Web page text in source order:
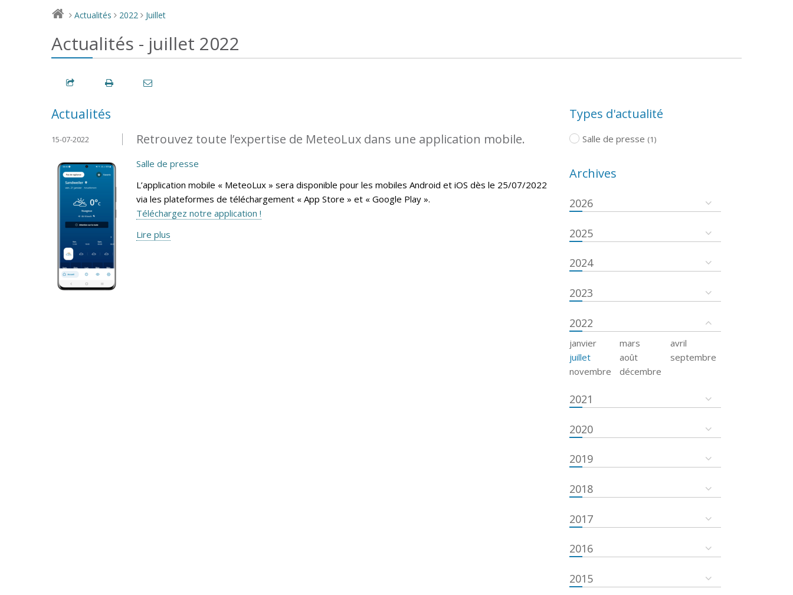
> Actualités > 2022 > Juillet
Actualités - juillet 2022
Actualités
Retrouvez toute l’expertise de MeteoLux dans une application mobile.
15-07-2022
Salle de presse
L’application mobile « MeteoLux » sera disponible pour les mobiles Android et iOS dès le 25/07/2022
via les plateformes de téléchargement « App Store » et « Google Play ».
Téléchargez notre application !
Lire plus
Types d'actualité
Salle de presse (1)
Archives
2026
2025
2024
2023
2022
janvier mars
avril
juillet
août
septembre
novembre
décembre
2021
2020
2019
2018
2017
2016
2015